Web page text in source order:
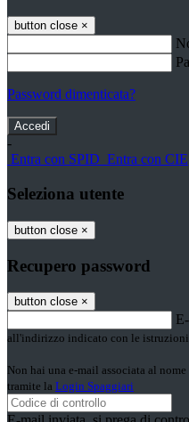
button close ×
Password dimenticata?
-
Entra con SPID Entra con CIE
Seleziona utente
button close ×
Recupero password
button close ×
all'indirizzo indicato con le istruzioni
Non hai una e-mail associata al
tramite la Login Spaggiari